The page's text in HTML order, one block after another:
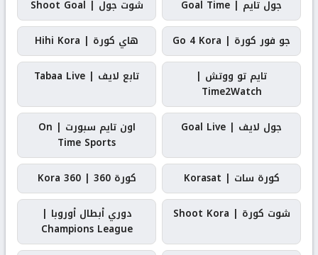
جول تايم | Goal Time
شوت جول | Shoot Goal
جو فور كورة | Go 4 Kora
هاي كورة | Hihi Kora
تايم تو ووتش |
Time2Watch
تابع لايف | Tabaa Live
جول لايف | Goal Live
اون تايم سبورت | On
Time Sports
كورة سات | Korasat
كورة 360 | Kora 360
شوت كورة | Shoot Kora
دوري أبطال أوروبا |
Champions League